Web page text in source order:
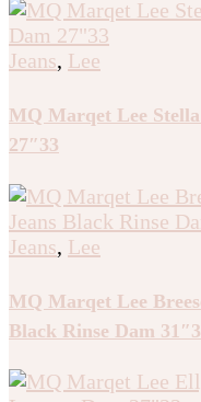
Jeans, Lee
MQ Marqet Lee
27″33
Jeans, Lee
MQ Marqet Lee
Black Rinse Dam